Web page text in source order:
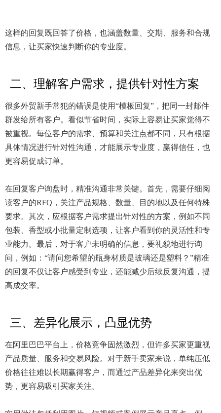
这样的回复既回答了价格，也涵盖数量、交期、服务和合规
信息，让买家快速判断你的专业度。
二、理解客户需求，提供针对性方案
很多外贸新手常犯的错误是使用“模板回复”，把同一封邮件
群发给所有客户。看似节省时间，实际上容易让买家觉得不
被重视。每位客户的需求、预算和关注点都不同，只有根据
具体情况进行针对性沟通，才能展示专业度，赢得信任，也
更容易促成订单。
在回复客户询盘时，精准沟通非常关键。首先，需要仔细阅
读客户的RFQ，关注产品规格、数量、目的地以及任何特殊
要求。其次，应根据客户需求提出针对性的方案，例如不同
包装、香型或小批量定制选项，让客户看到你的灵活性和专
业能力。最后，对于客户未明确的信息，要礼貌地进行询
问，例如：“请问您希望的瓶身材质是玻璃还是塑料？”精准
的回复不仅让客户感受到专业，还能减少后续反复沟通，提
高成交率。
三、差异化展示，凸显优势
在阿里巴巴平台上，价格竞争固然激烈，但许多买家更重视
产品质量、服务和交易风险。对于新手卖家来说，单纯压低
价格往往难以长期赢得客户，而通过产品差异化来突出优
势，更容易吸引买家关注。